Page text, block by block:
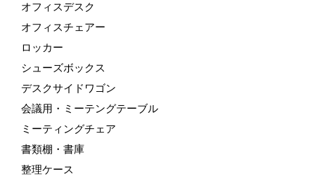
オフィスデスク
オフィスチェアー
ロッカー
シューズボックス
デスクサイドワゴン
会議用・ミーテングテーブル
ミーティングチェア
書類棚・書庫
整理ケース